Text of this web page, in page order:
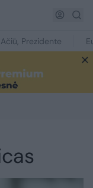
Ačiū, Prezidente